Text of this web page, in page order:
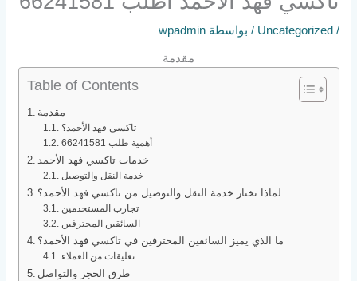
/
Uncategorized / بواسطة wpadmin
مقدمة
Table of Contents
مقدمة
تاكسي فهد الأحمد؟
أهمية طلب 66241581
خدمات تاكسي فهد الأحمد
خدمة النقل والتوصيل
لماذا تختار خدمة النقل والتوصيل من تاكسي فهد الأحمد؟
تجارب المستخدمين
السائقين المحترفين
ما الذي يميز السائقين المحترفين في تاكسي فهد الأحمد؟
تعليقات من العملاء
طرق الحجز والتواصل